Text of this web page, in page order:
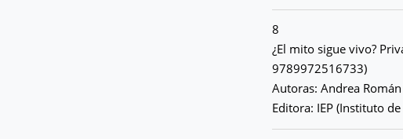
8
¿El mito sigue vivo?
9789972516733)
Autoras: Andrea
Editora: IEP (Instituto